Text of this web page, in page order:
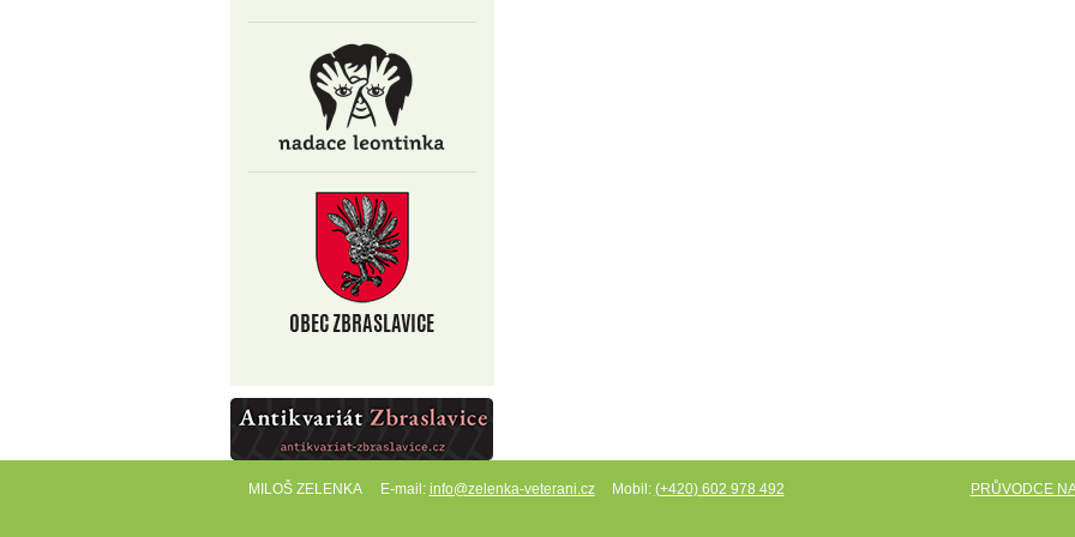
MILOŠ ZELENKA E-mail: info@zelenka-veterani.cz Mobil: (+420) 602 978 492 PRŮVODCE